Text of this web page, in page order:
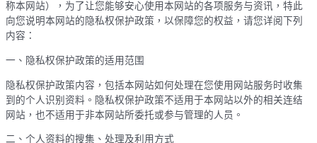
称本网站），为了让您能够安心使用本网站的各项服务与资讯，特此
向您说明本网站的隐私权保护政策，以保障您的权益，请您详阅下列
内容：
一、隐私权保护政策的适用范围
隐私权保护政策内容，包括本网站如何处理在您使用网站服务时收集
到的个人识别资料。隐私权保护政策不适用于本网站以外的相关连结
网站，也不适用于非本网站所委托或参与管理的人员。
二、个人资料的搜集、处理及利用方式